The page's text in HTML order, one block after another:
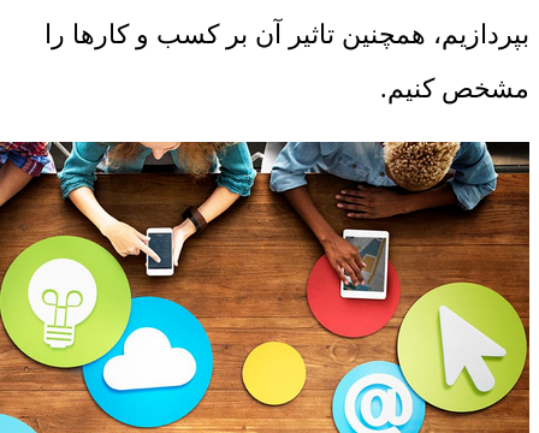
بپردازیم، همچنین تاثیر آن بر کسب و کارها را
مشخص کنیم.